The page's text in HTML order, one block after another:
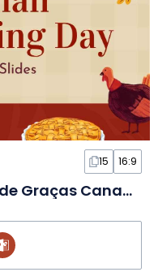
15 16:9
Slides de Fundo de Ação de Graças Canadense Ilustrados